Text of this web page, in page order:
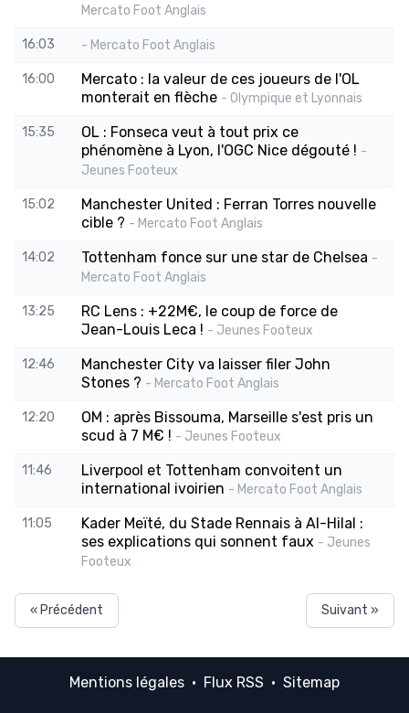
Mercato Foot Anglais
16:03 - Mercato Foot Anglais
16:00
Mercato : la valeur de ces joueurs de l'OL
monterait en flèche - Olympique et Lyonnais
15:35
OL : Fonseca veut à tout prix ce
phénomène à Lyon, l'OGC Nice dégouté ! -
Jeunes Footeux
15:02
Manchester United : Ferran Torres nouvelle
cible ? - Mercato Foot Anglais
14:02 Tottenham fonce sur une star de Chelsea -
Mercato Foot Anglais
13:25
RC Lens : +22M€, le coup de force de
Jean-Louis Leca ! - Jeunes Footeux
12:46
Manchester City va laisser filer John
Stones ? - Mercato Foot Anglais
12:20
OM : après Bissouma, Marseille s'est pris un
scud à 7 M€ ! - Jeunes Footeux
11:46
Liverpool et Tottenham convoitent un
international ivoirien - Mercato Foot Anglais
11:05
Kader Meïté, du Stade Rennais à Al-Hilal :
ses explications qui sonnent faux - Jeunes
Footeux
« Précédent Suivant »
Mentions légales · Flux RSS · Sitemap